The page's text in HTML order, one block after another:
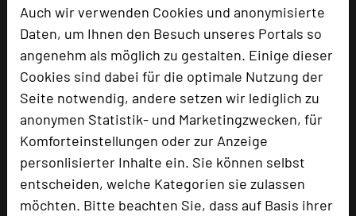
Auch wir verwenden Cookies und anonymisierte
Daten, um Ihnen den Besuch unseres Portals so
angenehm als möglich zu gestalten. Einige dieser
Cookies sind dabei für die optimale Nutzung der
Seite notwendig, andere setzen wir lediglich zu
anonymen Statistik- und Marketingzwecken, für
Komforteinstellungen oder zur Anzeige
personlisierter Inhalte ein. Sie können selbst
entscheiden, welche Kategorien sie zulassen
möchten. Bitte beachten Sie, dass auf Basis ihrer
Parkhotel Schillerhain
Schillerhain 1
67292 Kirchheimbolanden
phone +49 6352 712-0
mail Email
language Homepage